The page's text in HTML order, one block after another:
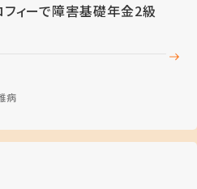
ィーで障害基礎年金2級
病